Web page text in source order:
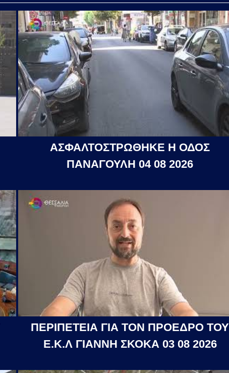
ΑΣΦΑΛΤΟΣΤΡΩΘΗΚΕ Η ΟΔΟΣ
ΠΑΝΑΓΟΥΛΗ 04 08 2026
ΠΕΡΙΠΕΤΕΙΑ ΓΙΑ ΤΟΝ ΠΡΟΕΔΡΟ ΤΟΥ
Ε.Κ.Λ ΓΙΑΝΝΗ ΣΚΟΚΑ 03 08 2026